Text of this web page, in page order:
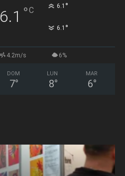
6.1 °C 6.1 °
6.1 °
4.2m/s 6%
DOM
7°
LUN
8°
MAR
6°